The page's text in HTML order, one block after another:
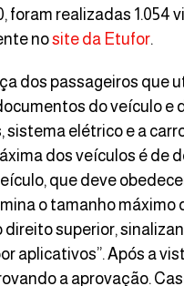
foram realizadas
nosite da Etufor.
dos passageiros que
do veículo e
sistema elétrico e a
dos veículos é de
que deve
o tamanho máximo
superior,
aplicativos”. Após a
a aprovação.